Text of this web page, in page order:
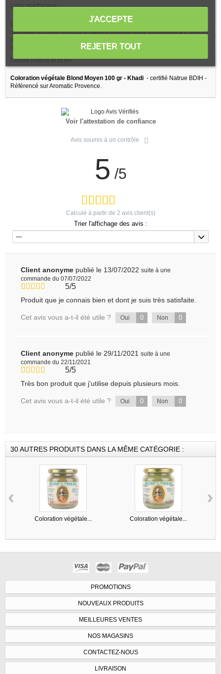
UTILISATIONS :
Lavez vos cheveux avec un shampoing naturel Khadi. Appliquez la
coloration BLOND MOYEN et laissez reposer entre 30 minutes à 2 heures
selon le résultat et la couleur souhaités. Après la coloration, appliquez une
Certifié Natrue et BDIH
Coloration végétale Blond Moyen 100 gr - Khadi - certifié Natrue BDIH -
Référencé sur Aromatic Provence.
Voir l'attestation de confiance
Avis soumis à un contrôle
5 /5
Calculé à partir de 2 avis client(s)
Trier l'affichage des avis :
---
Client anonyme publié le 13/07/2022 suite à une
commande du 07/07/2022
5/5
Produit que je connais bien et dont je suis très satisfaite.
Cet avis vous a-t-il été utile ? Oui 0 Non 0
Client anonyme publié le 29/11/2021 suite à une
commande du 22/11/2021
5/5
Très bon produit que j'utilise depuis plusieurs mois.
Cet avis vous a-t-il été utile ? Oui 0 Non 0
30 AUTRES PRODUITS DANS LA MÊME CATÉGORIE :
Coloration végétale... Coloration végétale...
‹ ›
PROMOTIONS
NOUVEAUX PRODUITS
MEILLEURES VENTES
NOS MAGASINS
CONTACTEZ-NOUS
LIVRAISON
REJETER TOUT
J'ACCEPTE